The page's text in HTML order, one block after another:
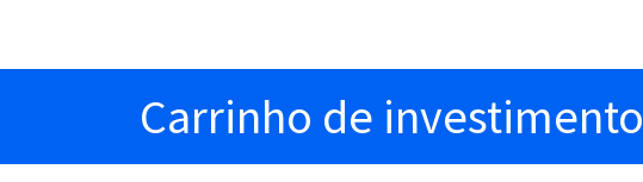
Carrinho de investimento